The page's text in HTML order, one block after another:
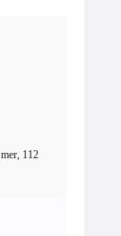
112